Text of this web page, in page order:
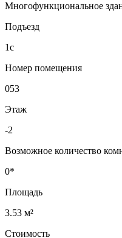
Многофункциональное
Подъезд
1с
Номер помещения
053
Этаж
-2
Возможное количество
0*
Площадь
3.53 м²
Стоимость